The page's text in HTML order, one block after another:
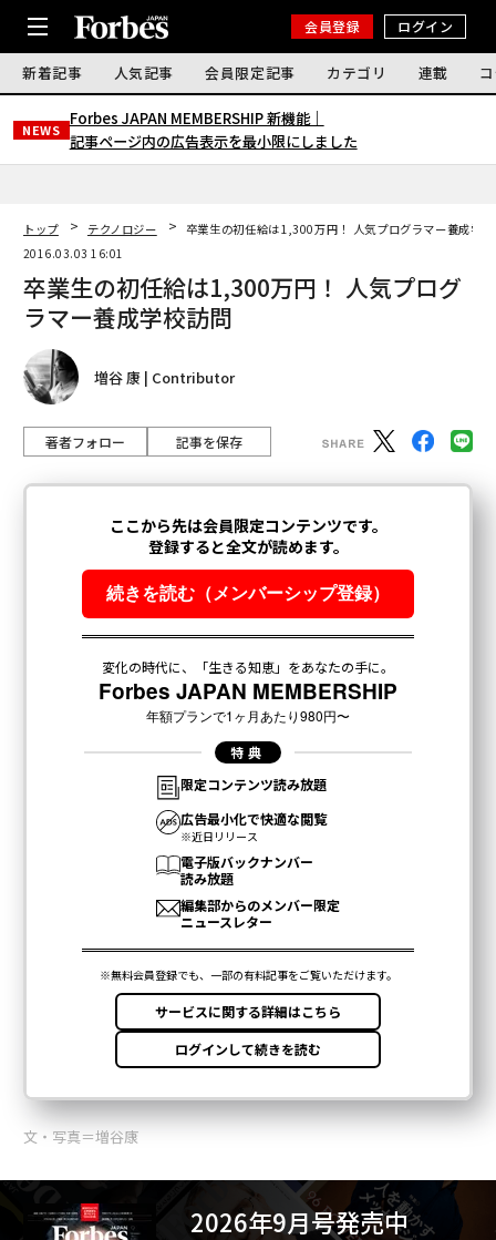
会員登録 ログイン
新着記事 人気記事 会員限定記事 カテゴリ 連載
NEWS
Forbes JAPAN MEMBERSHIP 新機能｜
記事ページ内の広告表示を最小限にしました
トップ テクノロジー
卒業生の初任給は1,300万円！ 人気プログラマー養成学
2016.03.03 16:01
卒業生の初任給は1,300万円！ 人気プログ
ラマー養成学校訪問
増谷 康 | Contributor
著者フォロー 記事を保存
文・写真＝増谷康
2026年9月号発売中